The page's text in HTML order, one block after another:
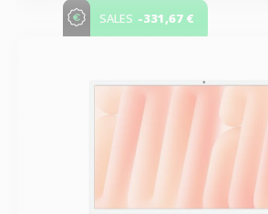
SALES -331,67 €